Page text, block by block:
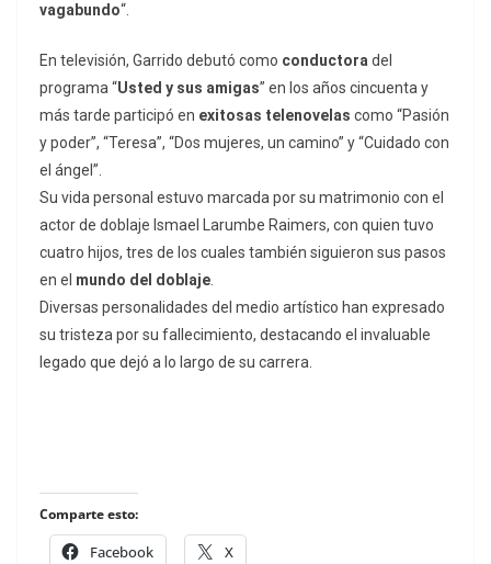
vagabundo“.
En televisión, Garrido debutó como conductora del
programa “Usted y sus amigas” en los años cincuenta y
más tarde participó en exitosas telenovelas como “Pasión
y poder”, “Teresa”, “Dos mujeres, un camino” y “Cuidado con
el ángel”.
Su vida personal estuvo marcada por su matrimonio con el
actor de doblaje Ismael Larumbe Raimers, con quien tuvo
cuatro hijos, tres de los cuales también siguieron sus pasos
en el mundo del doblaje
Diversas personalidades del medio artístico han expresado
su tristeza por su fallecimiento, destacando el invaluable
legado que dejó a lo largo de su carrera.
Comparte esto:
Facebook X